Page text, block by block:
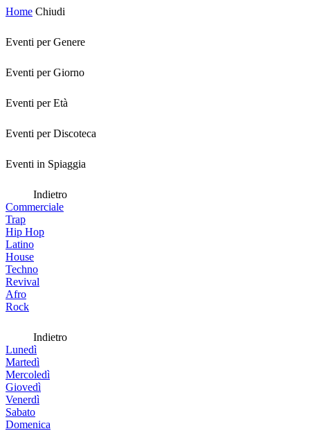
Home Chiudi
Eventi per Genere
Eventi per Giorno
Eventi per Età
Eventi per Discoteca
Eventi in Spiaggia
Indietro
Commerciale
Trap
Hip Hop
Latino
House
Techno
Revival
Afro
Rock
Indietro
Lunedì
Martedì
Mercoledì
Giovedì
Venerdì
Sabato
Domenica